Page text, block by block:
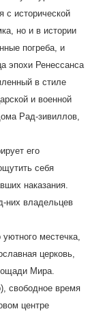
с исторической
но и в истории
погреба, и
эпохи Ренессанса
в стиле
и военной
Рад-зивиллов,
его
себя
наказания.
них владельцев
местечка,
церковь,
Мира.
свободное время
центре